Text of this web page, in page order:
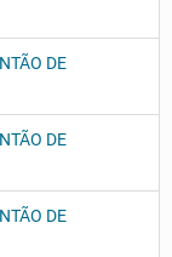
DE
DE
DE